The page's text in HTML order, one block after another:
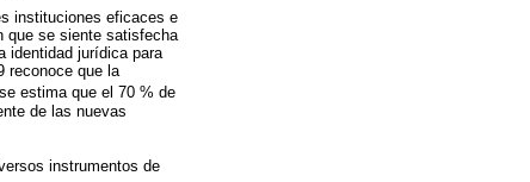
instituciones eficaces e
que se siente satisfecha
identidad jurídica para
reconoce que la
estima que el 70 % de
de las nuevas
instrumentos de